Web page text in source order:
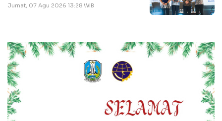
Jumat, 07 Agu 2026 13:28 WIB